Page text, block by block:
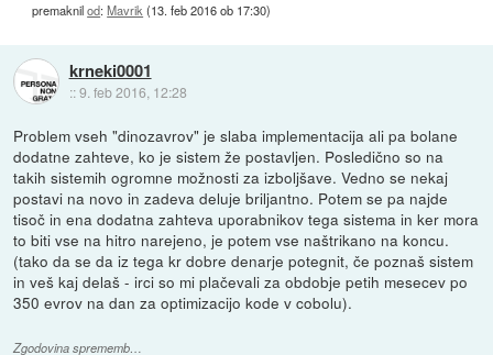
premaknilod:Mavrik(13. feb 2016 ob 17:30)
krneki0001
::9. feb 2016, 12:28
Problem vseh "dinozavrov" je slaba implementacija ali pa bolane
dodatne zahteve, ko je sistem že postavljen. Posledično so na
takih sistemih ogromne možnosti za izboljšave. Vedno se nekaj
postavi na novo in zadeva deluje briljantno. Potem se pa najde
tisoč in ena dodatna zahteva uporabnikov tega sistema in ker mora
to biti vse na hitro narejeno, je potem vse naštrikano na koncu.
(tako da se da iz tega kr dobre denarje potegnit, če poznaš sistem
in veš kaj delaš - irci so mi plačevali za obdobje petih mesecev po
350 evrov na dan za optimizacijo kode v cobolu).
Zgodovina sprememb…